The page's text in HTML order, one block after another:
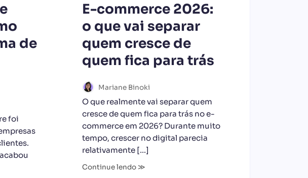
de
foi
E-commerce 2026:
o que vai separar
quem cresce de
quem fica para trás
Mariane Binoki
O que realmente vai separar quem
cresce de quem fica para trás no e-
commerce em 2026? Durante muito
tempo, crescer no digital parecia
relativamente […]
Continue lendo ≫